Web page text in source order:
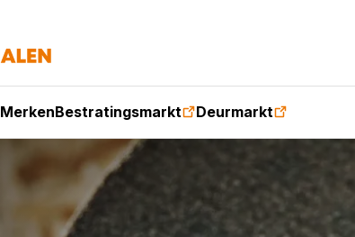
MerkenBestratingsmarkt Deurmarkt